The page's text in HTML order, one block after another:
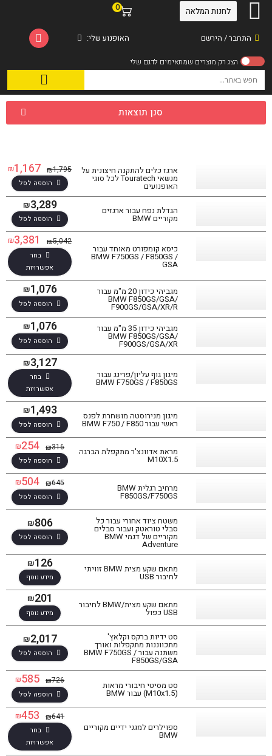
התחבר / הירשם
0
האופנוע שלי:
לחנות המלאה
סנן תוצאות
ארגז כלים להתקנה חיצונית על
מנשאי Touratech לכל סוגי
האופנועים
₪1,795
₪1,167
הוספה לסל
הגדלת נפח עבור ארגזים
מקוריים BMW
₪3,289
הוספה לסל
כיסא קומפורט מאוחד עבור
BMW F750GS / F850GS /
GSA
₪5,042
₪3,381
בחר
אפשרויות
מגביהי כידון 20 מ"מ עבור
BMW F850GS/GSA/
F900GS/GSA/XR/R
₪1,076
הוספה לסל
מגביהי כידון 35 מ"מ עבור
BMW F850GS/GSA/
F900GS/GSA/XR
₪1,076
הוספה לסל
מיגון גוף עליון/פרינג עבור
BMW F750GS / F850GS
₪3,127
בחר
אפשרויות
מיגון מנירוסטה מושחרת לפנס
ראשי עבור BMW F750 / F850
₪1,493
הוספה לסל
מראת אדוונצ'ר מתקפלת הברגה
M10X1.5
₪316
₪254
הוספה לסל
מרחיב רגלית BMW
F850GS/F750GS
₪645
₪504
הוספה לסל
משטח ציוד אחורי עבור כל
סבלי טוראטק ועבור סבלים
מקוריים של דגמי BMW
Adventure
₪806
הוספה לסל
מתאם שקע מצית BMW זוויתי
לחיבור USB
₪126
מידע נוסף
מתאם שקע מצית/BMW לחיבור
USB כפול
₪201
מידע נוסף
סט ידיות ברקס וקלאץ'
מתכווננות מתקפלות ואורך
משתנה עבור BMW F750GS /
F850GS/GSA
₪2,017
הוספה לסל
סט מסיטי חיבורי מראות
(M10x1.5) עבור BMW
₪726
₪585
הוספה לסל
ספוילרים למגני ידיים מקוריים
BMW
₪641
₪453
בחר
אפשרויות
סינון תוצאות